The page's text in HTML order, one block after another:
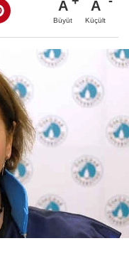
A
Büyüt
A
Küçült